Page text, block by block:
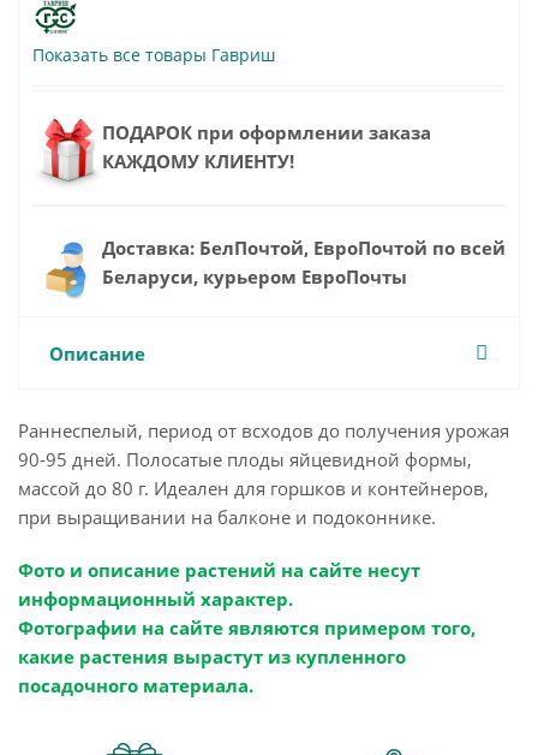
Показать все товары Гавриш
ПОДАРОК при оформлении заказа
КАЖДОМУ КЛИЕНТУ!
Доставка: БелПочтой, ЕвроПочтой по всей
Беларуси, курьером ЕвроПочты
Описание
Раннеспелый, период от всходов до получения урожая
90-95 дней. Полосатые плоды яйцевидной формы,
массой до 80 г. Идеален для горшков и контейнеров,
при выращивании на балконе и подоконнике.
Фото и описание растений на сайте несут
информационный характер.
Фотографии на сайте являются примером того,
какие растения вырастут из купленного
посадочного материала.